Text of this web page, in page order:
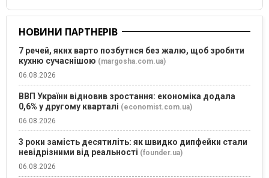
НОВИНИ ПАРТНЕРІВ
7 речей, яких варто позбутися без жалю, щоб зробити
кухню сучаснішою (margosha.com.ua)
06.08.2026
ВВП України відновив зростання: економіка додала
0,6% у другому кварталі (economist.com.ua)
06.08.2026
3 роки замість десятиліть: як швидко дипфейки стали
невідрізними від реальності (founder.ua)
06.08.2026